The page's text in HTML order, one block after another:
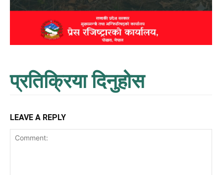
प्रतिक्रिया दिनुहोस
LEAVE A REPLY